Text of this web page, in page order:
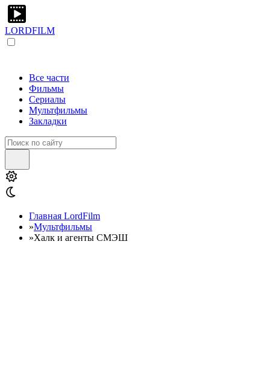
LORDFILM
Все части
Фильмы
Сериалы
Мультфильмы
Закладки
Главная LordFilm
»Мультфильмы
»Халк и агенты СМЭШ